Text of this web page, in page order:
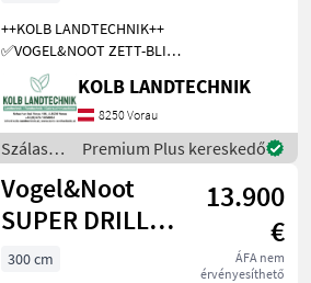
Kreisler
++KOLB LANDTECHNIK++
✅VOGEL&NOOT ZETT-BLITZ
G4 Kreisler ✅4m
Arbeitsbreite ✅4
Zinkenträger pro Kreisel
✅Gelenkwelle
✅mechanische Klappung
✅3-Punkt Anbau K
KOLB LANDTECHNIK
8250 Vorau
Szálastakarmány
betakarítók
/
Vogel&Noot
Premium Plus kereskedő
Vogel&Noot
SUPER DRILL
A300
13.900
€
ÁFA nem
érvényesíthető
300 cm